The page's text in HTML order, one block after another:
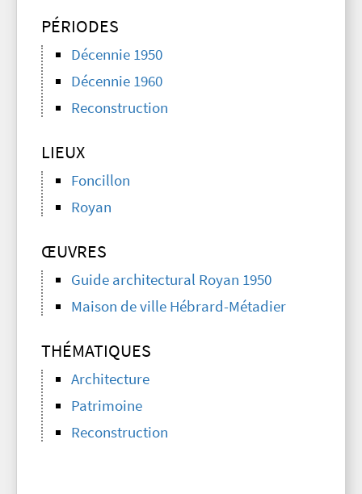
PÉRIODES
Décennie 1950
Décennie 1960
Reconstruction
LIEUX
Foncillon
Royan
ŒUVRES
Guide architectural Royan 1950
Maison de ville Hébrard-Métadier
THÉMATIQUES
Architecture
Patrimoine
Reconstruction